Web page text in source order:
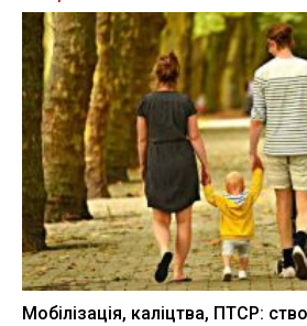
Мобілізація, каліцтва, ПТСР: